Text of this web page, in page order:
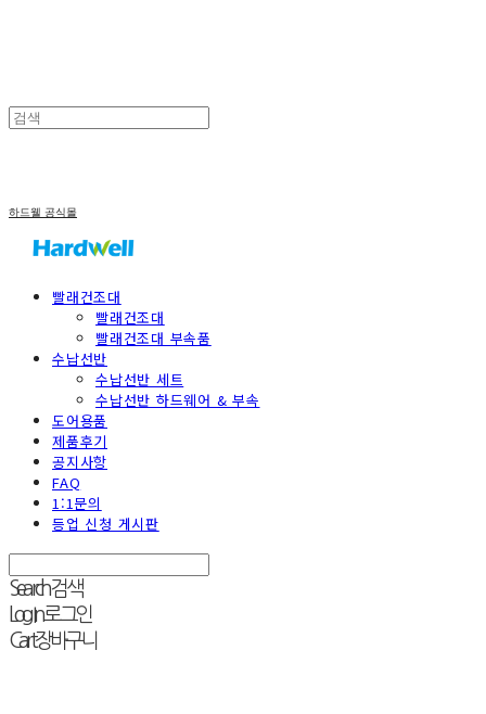
하드웰 공식몰
빨래건조대
빨래건조대
빨래건조대 부속품
수납선반
수납선반 세트
수납선반 하드웨어 & 부속
도어용품
제품후기
공지사항
FAQ
1:1문의
등업 신청 게시판
Search검색
Log In로그인
Cart장바구니